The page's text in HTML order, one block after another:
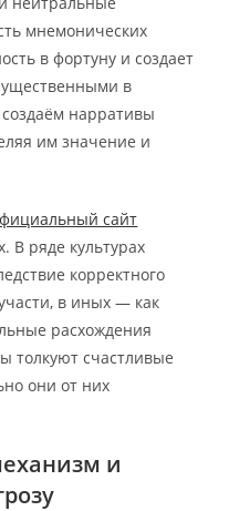
мнемонических
в фортуну и создает
в
нарративы
им значение и
сайт
В ряде культурах
корректного
в иных — как
расхождения
толкуют счастливые
они от них
и